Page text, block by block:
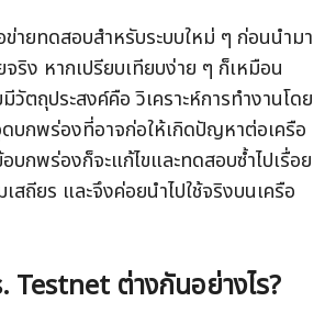
ายทดสอบสำหรับระบบใหม่ ๆ ก่อนนำมา
จริง หากเปรียบเทียบง่าย ๆ ก็เหมือน
ตถุประสงค์คือ วิเคราะห์การทำงานโดย
บกพร่องที่อาจก่อให้เกิดปัญหาต่อเครือ
กพร่องก็จะแก้ไขและทดสอบซ้ำไปเรื่อย
สถียร และจึงค่อยนำไปใช้จริงบนเครือ
Testnet ต่างกันอย่างไร?